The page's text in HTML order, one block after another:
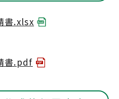
書.xlsx
書.pdf